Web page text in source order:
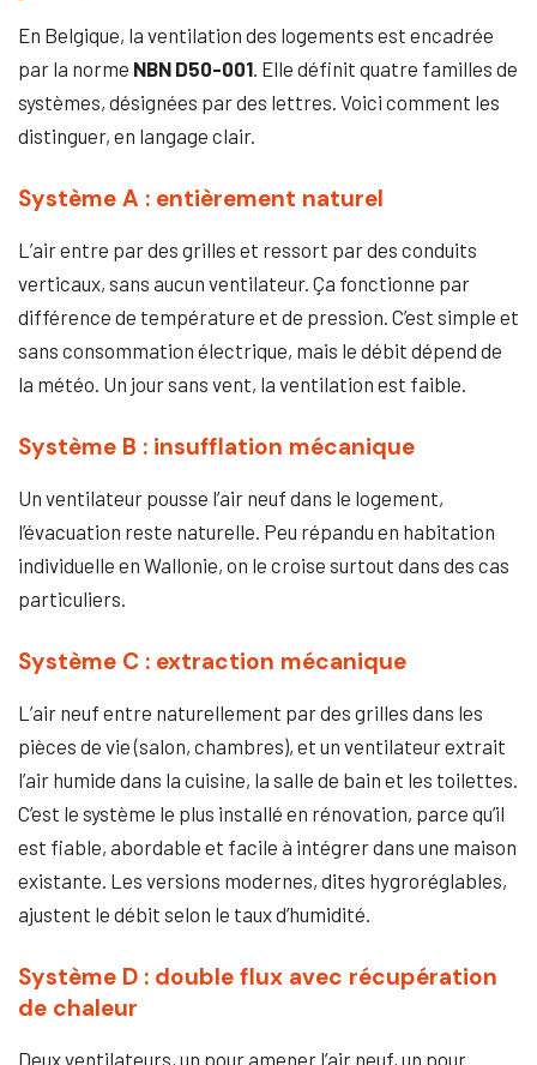
En Belgique, la ventilation des logements est encadrée
par la norme NBN D50-001. Elle définit quatre familles de
systèmes, désignées par des lettres. Voici comment les
distinguer, en langage clair.
Système A : entièrement naturel
L’air entre par des grilles et ressort par des conduits
verticaux, sans aucun ventilateur. Ça fonctionne par
différence de température et de pression. C’est simple et
sans consommation électrique, mais le débit dépend de
la météo. Un jour sans vent, la ventilation est faible.
Système B : insufflation mécanique
Un ventilateur pousse l’air neuf dans le logement,
l’évacuation reste naturelle. Peu répandu en habitation
individuelle en Wallonie, on le croise surtout dans des cas
particuliers.
Système C : extraction mécanique
L’air neuf entre naturellement par des grilles dans les
pièces de vie (salon, chambres), et un ventilateur extrait
l’air humide dans la cuisine, la salle de bain et les toilettes.
C’est le système le plus installé en rénovation, parce qu’il
est fiable, abordable et facile à intégrer dans une maison
existante. Les versions modernes, dites hygroréglables,
ajustent le débit selon le taux d’humidité.
Système D : double flux avec récupération
de chaleur
Deux ventilateurs, un pour amener l’air neuf, un pour